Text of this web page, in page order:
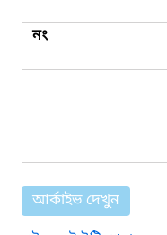
নং
আর্কাইভ দেখুন